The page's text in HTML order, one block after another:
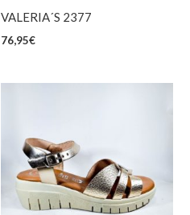
VALERIA´S 2377
76,95€